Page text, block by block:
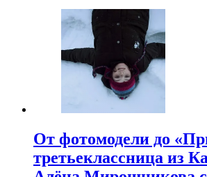
От фотомодели до
третьеклассница из